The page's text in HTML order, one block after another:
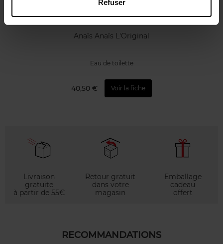
Refuser
CACHAREL
Anaïs Anaïs L'Original
Eau de toilette
40,50 € Voir la fiche
Livraison
gratuite
à partir de 55€
Retour gratuit
dans votre
magasin
Emballage
cadeau
offert
RECOMMANDATIONS